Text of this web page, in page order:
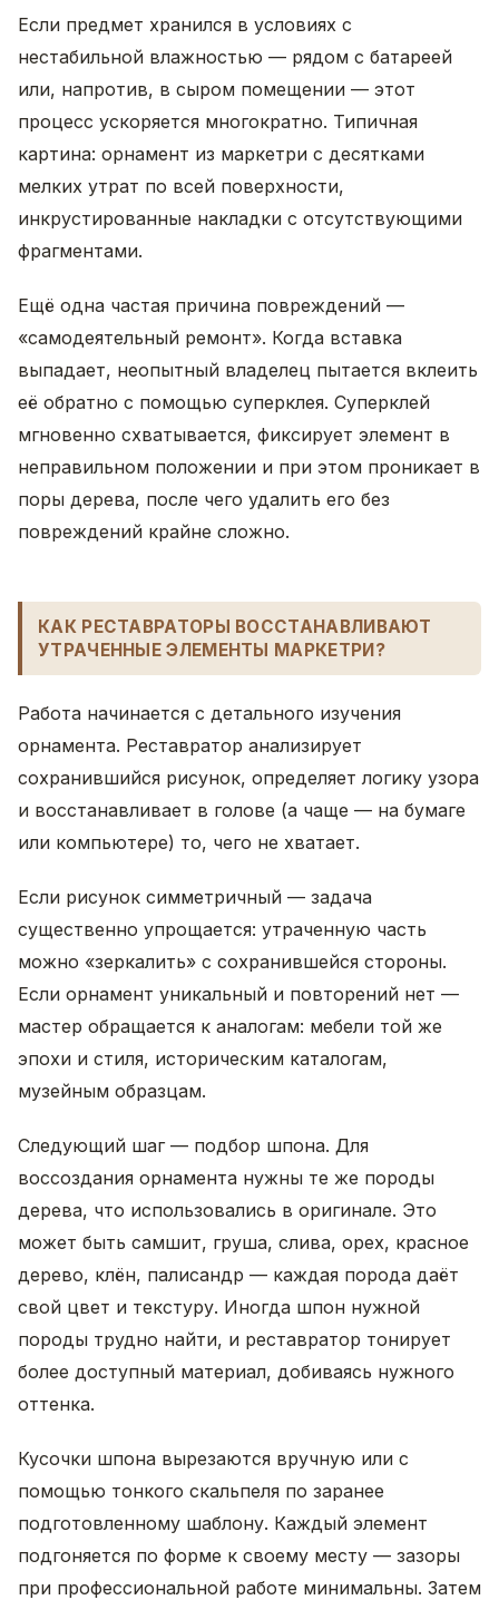
Если предмет хранился в условиях с
нестабильной влажностью — рядом с батареей
или, напротив, в сыром помещении — этот
процесс ускоряется многократно. Типичная
картина: орнамент из маркетри с десятками
мелких утрат по всей поверхности,
инкрустированные накладки с отсутствующими
фрагментами.
Ещё одна частая причина повреждений —
«самодеятельный ремонт». Когда вставка
выпадает, неопытный владелец пытается вклеить
её обратно с помощью суперклея. Суперклей
мгновенно схватывается, фиксирует элемент в
неправильном положении и при этом проникает в
поры дерева, после чего удалить его без
повреждений крайне сложно.
КАК РЕСТАВРАТОРЫ ВОССТАНАВЛИВАЮТ
УТРАЧЕННЫЕ ЭЛЕМЕНТЫ МАРКЕТРИ?
Работа начинается с детального изучения
орнамента. Реставратор анализирует
сохранившийся рисунок, определяет логику узора
и восстанавливает в голове (а чаще — на бумаге
или компьютере) то, чего не хватает.
Если рисунок симметричный — задача
существенно упрощается: утраченную часть
можно «зеркалить» с сохранившейся стороны.
Если орнамент уникальный и повторений нет —
мастер обращается к аналогам: мебели той же
эпохи и стиля, историческим каталогам,
музейным образцам.
Следующий шаг — подбор шпона. Для
воссоздания орнамента нужны те же породы
дерева, что использовались в оригинале. Это
может быть самшит, груша, слива, орех, красное
дерево, клён, палисандр — каждая порода даёт
свой цвет и текстуру. Иногда шпон нужной
породы трудно найти, и реставратор тонирует
более доступный материал, добиваясь нужного
оттенка.
Кусочки шпона вырезаются вручную или с
помощью тонкого скальпеля по заранее
подготовленному шаблону. Каждый элемент
подгоняется по форме к своему месту — зазоры
при профессиональной работе минимальны. Затем